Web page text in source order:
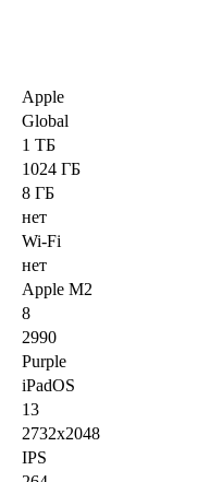
Apple
Global
1 ТБ
1024 ГБ
8 ГБ
нет
Wi-Fi
нет
Apple M2
8
2990
Purple
iPadOS
13
2732x2048
IPS